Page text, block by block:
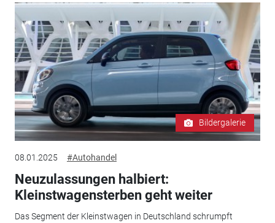
Bildergalerie
08.01.2025 #Autohandel
Neuzulassungen halbiert:
Kleinstwagensterben geht weiter
Das Segment der Kleinstwagen in Deutschland schrumpft